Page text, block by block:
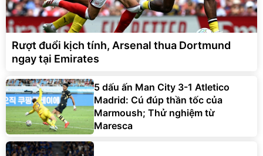
Rượt đuổi kịch tính, Arsenal thua Dortmund
ngay tại Emirates
5 dấu ấn Man City 3-1 Atletico
Madrid: Cú đúp thần tốc của
Marmoush; Thử nghiệm từ
Maresca